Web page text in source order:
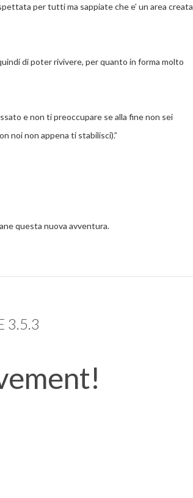
per tutti ma sappiate che e’ un area creata
di poter rivivere, per quanto in forma molto
e non ti preoccupare se alla fine non sei
noi non appena ti stabilisci).”
questa nuova avventura.
3.5.3